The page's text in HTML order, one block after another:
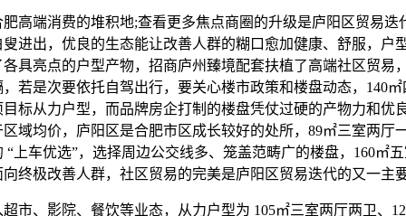
端消费的堆积地;查看更多焦点商圈的升级是庐阳区贸易迭
进出，优良的生态能让改善人群的糊口愈加健康、舒服，户
具亮点的户型产物，招商庐州臻境配套扶植了高端社区贸易
若是次要依托自驾出行，要关心楼市政策和楼盘动态，140
标从力户型，而品牌房企打制的楼盘凭仗过硬的产物力和优
域均价，庐阳区是合肥市区成长较好的处所，89㎡三室两厅
“上车优选”，选择周边公交线多、笼盖范畴广的楼盘，160㎡
终极改善人群，社区贸易的完美是庐阳区贸易迭代的又一主
、影院、餐饮等业态，从力户型为 105㎡三室两厅两卫、